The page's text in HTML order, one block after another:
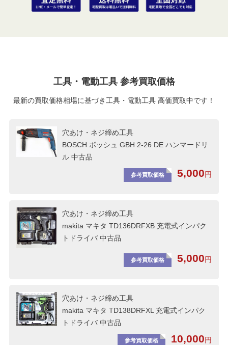
工具・電動工具 参考買取価格
最新の買取価格相場に基づき工具・電動工具 高価買取中です！
穴あけ・ネジ締め工具
BOSCH ボッシュ GBH 2-26 DE ハンマードリ
ル 中古品
参考買取価格 5,000円
穴あけ・ネジ締め工具
makita マキタ TD136DRFXB 充電式インパク
トドライバ 中古品
参考買取価格 5,000円
穴あけ・ネジ締め工具
makita マキタ TD138DRFXL 充電式インパク
トドライバ 中古品
参考買取価格 10,000円